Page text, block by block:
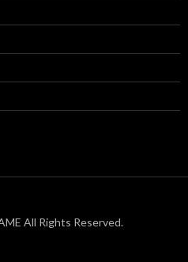
All Rights Reserved.